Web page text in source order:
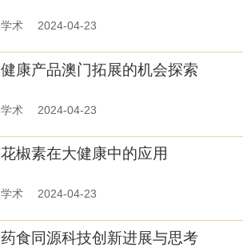
学术 2024-04-23
健康产品澳门拓展的机会探索
学术 2024-04-23
花椒素在大健康中的应用
学术 2024-04-23
药食同源科技创新进展与思考